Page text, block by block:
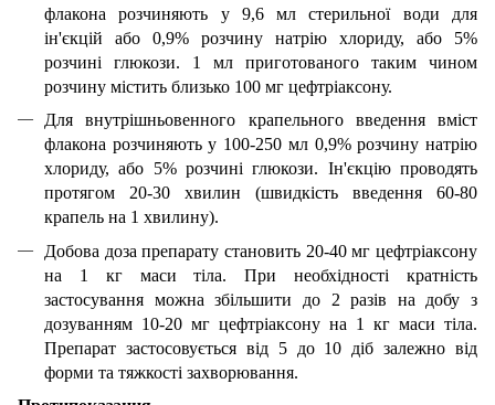
флакона розчиняють у 9,6 мл стерильної води для
ін'єкцій або 0,9% розчину натрію хлориду, або 5%
розчині глюкози. 1 мл приготованого таким чином
розчину містить близько 100 мг цефтріаксону.
Для внутрішньовенного крапельного введення вміст
флакона розчиняють у 100-250 мл 0,9% розчину натрію
хлориду, або 5% розчині глюкози. Ін'єкцію проводять
протягом 20-30 хвилин (швидкість введення 60-80
крапель на 1 хвилину).
Добова доза препарату становить 20-40 мг цефтріаксону
на 1 кг маси тіла. При необхідності кратність
застосування можна збільшити до 2 разів на добу з
дозуванням 10-20 мг цефтріаксону на 1 кг маси тіла.
Препарат застосовується від 5 до 10 діб залежно від
форми та тяжкості захворювання.